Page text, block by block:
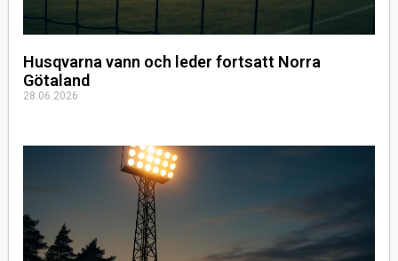
Husqvarna vann och leder fortsatt Norra
Götaland
28.06.2026